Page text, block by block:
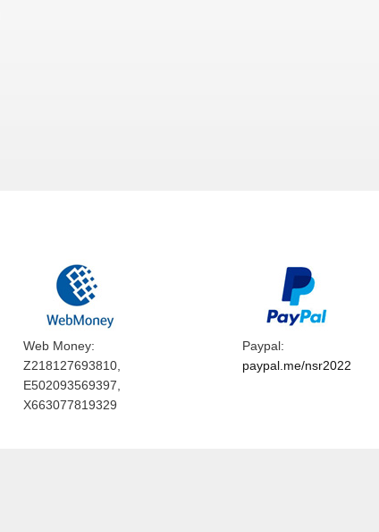
Web Money:
Z218127693810,
E502093569397,
X663077819329
Paypal:
paypal.me/nsr2022